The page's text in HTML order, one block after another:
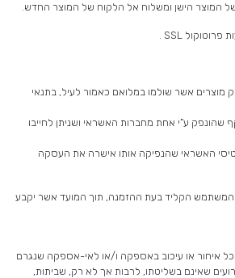
המוצר הישן ומשלוח אל הלקוח של המוצר החדש.
מוצרים אשר שולמו במלואם כאמור לעיל, בתנאי
ע”י אחת מחברות האשראי ושניתן לחייבו
האשראי שהנפיקה אותו אישרה את העסקה
שהמשתמש הקליד בעת ההזמנה, תוך המועד אשר יקבע
שאינם בשליטתו, לרבות אך לא רק, שביתות,